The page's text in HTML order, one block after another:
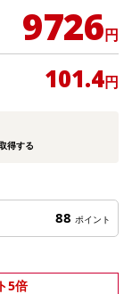
9726円
101.4円
得する
88 ポイント
5倍